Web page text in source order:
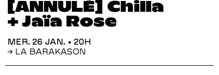
[ANNULÉ] Chilla
+ Jaïa Rose
MER. 26 JAN. • 20H
→ LA BARAKASON